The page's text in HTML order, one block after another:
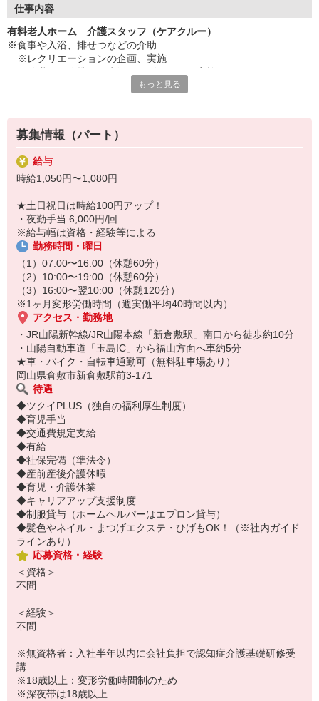
・ツクイ独自の福祉厚生制度でプライベートも充実
・子育て支援の福利厚生制度あり！子育てと仕事の両立を応援◎
・スタッフ何でも相談窓口やライフキャリア相談など、各相談窓
口あり
◇頑張った分、スタッフに還元！
・パートは特別手当の支給あり
仕事内容
有料老人ホーム 介護スタッフ（ケアクルー）
※食事や入浴、排せつなどの介助
※レクリエーションの企画、実施
※企画書作成（イベント立案）
＜夜勤の場合＞
上記業務に加えて、以下の業務を担当
※就寝・起床介助
※2時間ごとの巡回
※定時連絡と報告など
★＼サービス・職種の魅力／
技術が進んでも心に寄り添う介護は人にしかできません。服薬支援
や見守りシステムを導入し、効率化を実現（導入状況は施設により
異なる）。業務負担を減らし、対話や気づきなど本質的なケアに集
中できる環境を整えています。お一人おひとりに合わせた支援を、
テクノロジー×チームで支えながら提供しています。
もっと見る
募集情報（パート）
給与
時給1,050円〜1,080円
★土日祝日は時給100円アップ！
・夜勤手当:6,000円/回
※給与幅は資格・経験等による
勤務時間・曜日
（1）07:00〜16:00（休憩60分）
（2）10:00〜19:00（休憩60分）
（3）16:00〜翌10:00（休憩120分）
※1ヶ月変形労働時間（週実働平均40時間以内）
アクセス・勤務地
・JR山陽新幹線/JR山陽本線「新倉敷駅」南口から徒歩約10分
・山陽自動車道「玉島IC」から福山方面へ車約5分
★車・バイク・自転車通勤可（無料駐車場あり）
岡山県倉敷市新倉敷駅前3-171
待遇
◆ツクイPLUS（独自の福利厚生制度）
◆育児手当
◆交通費規定支給
◆有給
◆社保完備（準法令）
◆産前産後介護休暇
◆育児・介護休業
◆キャリアアップ支援制度
◆制服貸与（ホームヘルパーはエプロン貸与）
◆髪色やネイル・まつげエクステ・ひげもOK！（※社内ガイド
ラインあり）
応募資格・経験
＜資格＞
不問
＜経験＞
不問
※無資格者：入社半年以内に会社負担で認知症介護基礎研修受
講
※18歳以上：変形労働時間制のため
※深夜帯は18歳以上